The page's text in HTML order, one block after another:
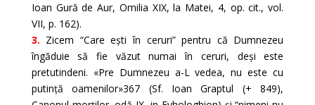
Ioan Gură de Aur, Omilia XIX, la Matei, 4, op. cit., vol.
VII, p. 162).
3. Zicem “Care ești în ceruri” pentru că Dumnezeu
îngăduie să fie văzut numai în ceruri, deși este
pretutindeni. «Pre Dumnezeu a-L vedea, nu este cu
putință oamenilor»367 (Sf. Ioan Graptul (+ 849),